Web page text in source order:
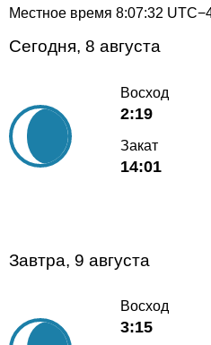
Местное время 8:07:32
Сегодня, 8 августа
Восход
2:19
Закат
14:01
Завтра, 9 августа
Восход
3:15